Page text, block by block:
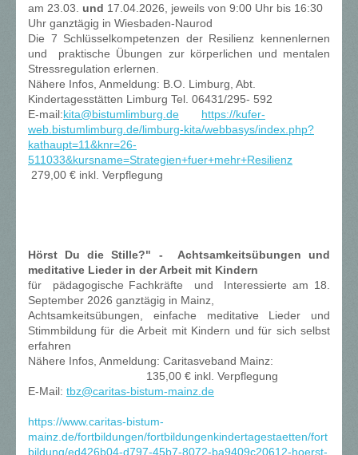
am 23.03. und 17.04.2026, jeweils von 9:00 Uhr bis 16:30
Uhr ganztägig in Wiesbaden-Naurod
Die 7 Schlüsselkompetenzen der Resilienz kennenlernen
und praktische Übungen zur körperlichen und mentalen
Stressregulation erlernen.
Nähere Infos, Anmeldung: B.O. Limburg, Abt.
Kindertagesstätten Limburg Tel. 06431/295- 592
E-mail:kita@bistumlimburg.de​
https://kufer-
web.bistumlimburg.de/limburg-kita/webbasys/index.php?
kathaupt=11&knr=26-
511033&kursname=Strategien+fuer+mehr+Resilienz
279,00 € inkl. Verpflegung
Hörst Du die Stille?" - Achtsamkeitsübungen und
meditative Lieder in der Arbeit mit Kindern
für pädagogische Fachkräfte und Interessierte am 18.
September 2026 ganztägig in Mainz,
Achtsamkeitsübungen, einfache meditative Lieder und
Stimmbildung für die Arbeit mit Kindern und für sich selbst
erfahren
Nähere Infos, Anmeldung: Caritasveband Mainz:
135,00 € inkl. Verpflegung
E-Mail: tbz@caritas-bistum-mainz.de
https://www.caritas-bistum-
mainz.de/fortbildungen/fortbildungenkindertagestaetten/fort
bildung/ed426b04-d797-45b7-8072-ba9409c20612-hoerst-